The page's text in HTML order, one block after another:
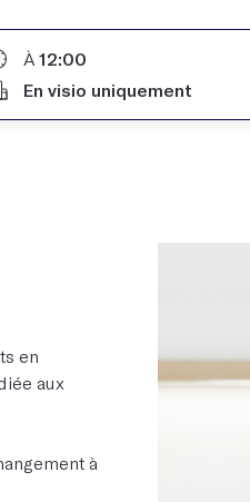
À 12:00
En visio uniquement
en
aux
à